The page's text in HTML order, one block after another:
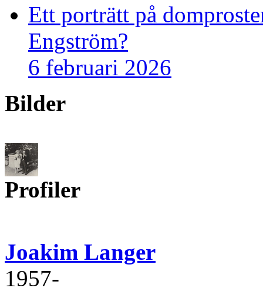
Ett porträtt på
Engström?
6 februari 2026
Bilder
Profiler
Joakim Langer
1957‐